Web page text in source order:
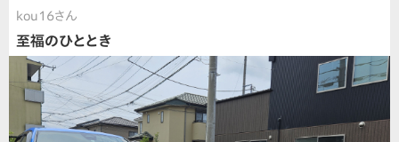
kou16さん
至福のひととき